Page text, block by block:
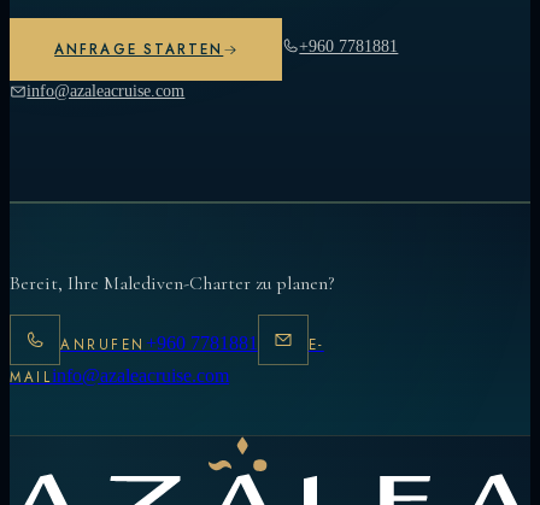
ANFRAGE STARTEN +960 7781881
info@azaleacruise.com
Bereit, Ihre Malediven-Charter zu planen?
ANRUFEN +960 7781881
E-
MAILinfo@azaleacruise.com